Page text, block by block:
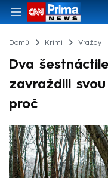
Domů Krimi Vraždy
Dva
zavraždili
proč